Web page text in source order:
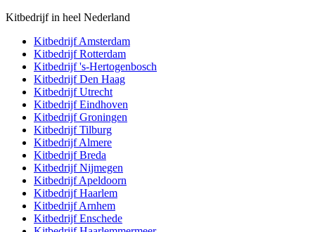
Kitbedrijf in heel Nederland
KitbedrijfAmsterdam
KitbedrijfRotterdam
Kitbedrijf's-Hertogenbosch
KitbedrijfDen Haag
KitbedrijfUtrecht
KitbedrijfEindhoven
KitbedrijfGroningen
KitbedrijfTilburg
KitbedrijfAlmere
KitbedrijfBreda
KitbedrijfNijmegen
KitbedrijfApeldoorn
KitbedrijfHaarlem
KitbedrijfArnhem
KitbedrijfEnschede